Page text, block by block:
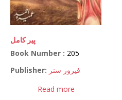
پیر کامل
Book Number : 205
Publisher: فیروز سنز
Read more